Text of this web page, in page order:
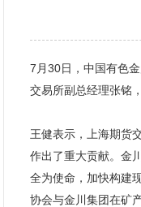
7月30日，中国有色
交易所副总经理张铭
王健表示，上海期货
作出了重大贡献。金
全为使命，加快构建
协会与金川集团在矿